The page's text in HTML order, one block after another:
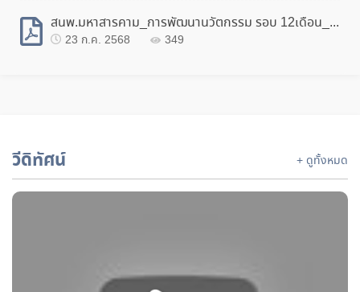
สนพ.มหาสารคาม_การพัฒนานวัตกรรม รอบ 12เดือน_.pdf
23 ก.ค. 2568 349
วีดิทัศน์ + ดูทั้งหมด